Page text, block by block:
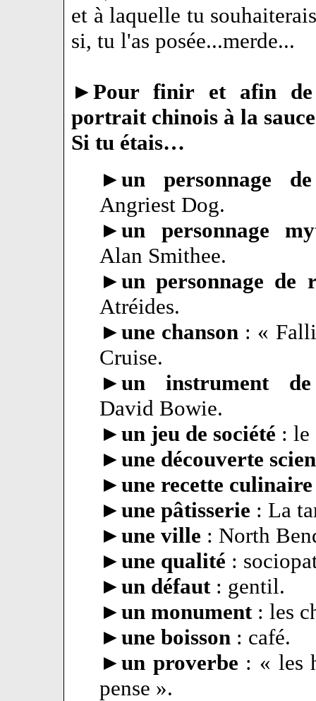
et à laquelle tu
si, tu l'as posée...merde...
►Pour finir et afin
portrait chinois à la
Si tu étais…
►un personnage
Angriest Dog.
►un personnage
Alan Smithee.
►un personnage de
Atréides.
►une chanson : «
Cruise.
►un instrument
David Bowie.
►un jeu de société : le
►une découverte
►une recette
►une pâtisserie : La
►une ville : North
►une qualité :
►un défaut : gentil.
►un monument : les
►une boisson : café.
►un proverbe : « les
pense ».